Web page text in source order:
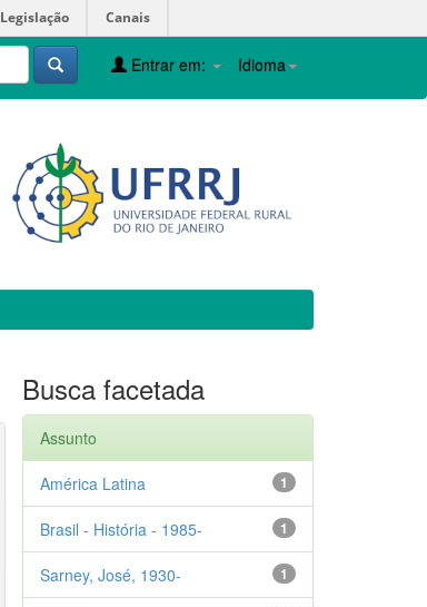
Legislação Canais
Idioma
Entrar em:
Busca facetada
Assunto
1
América Latina
1
Brasil - História - 1985-
1
Sarney, José, 1930-